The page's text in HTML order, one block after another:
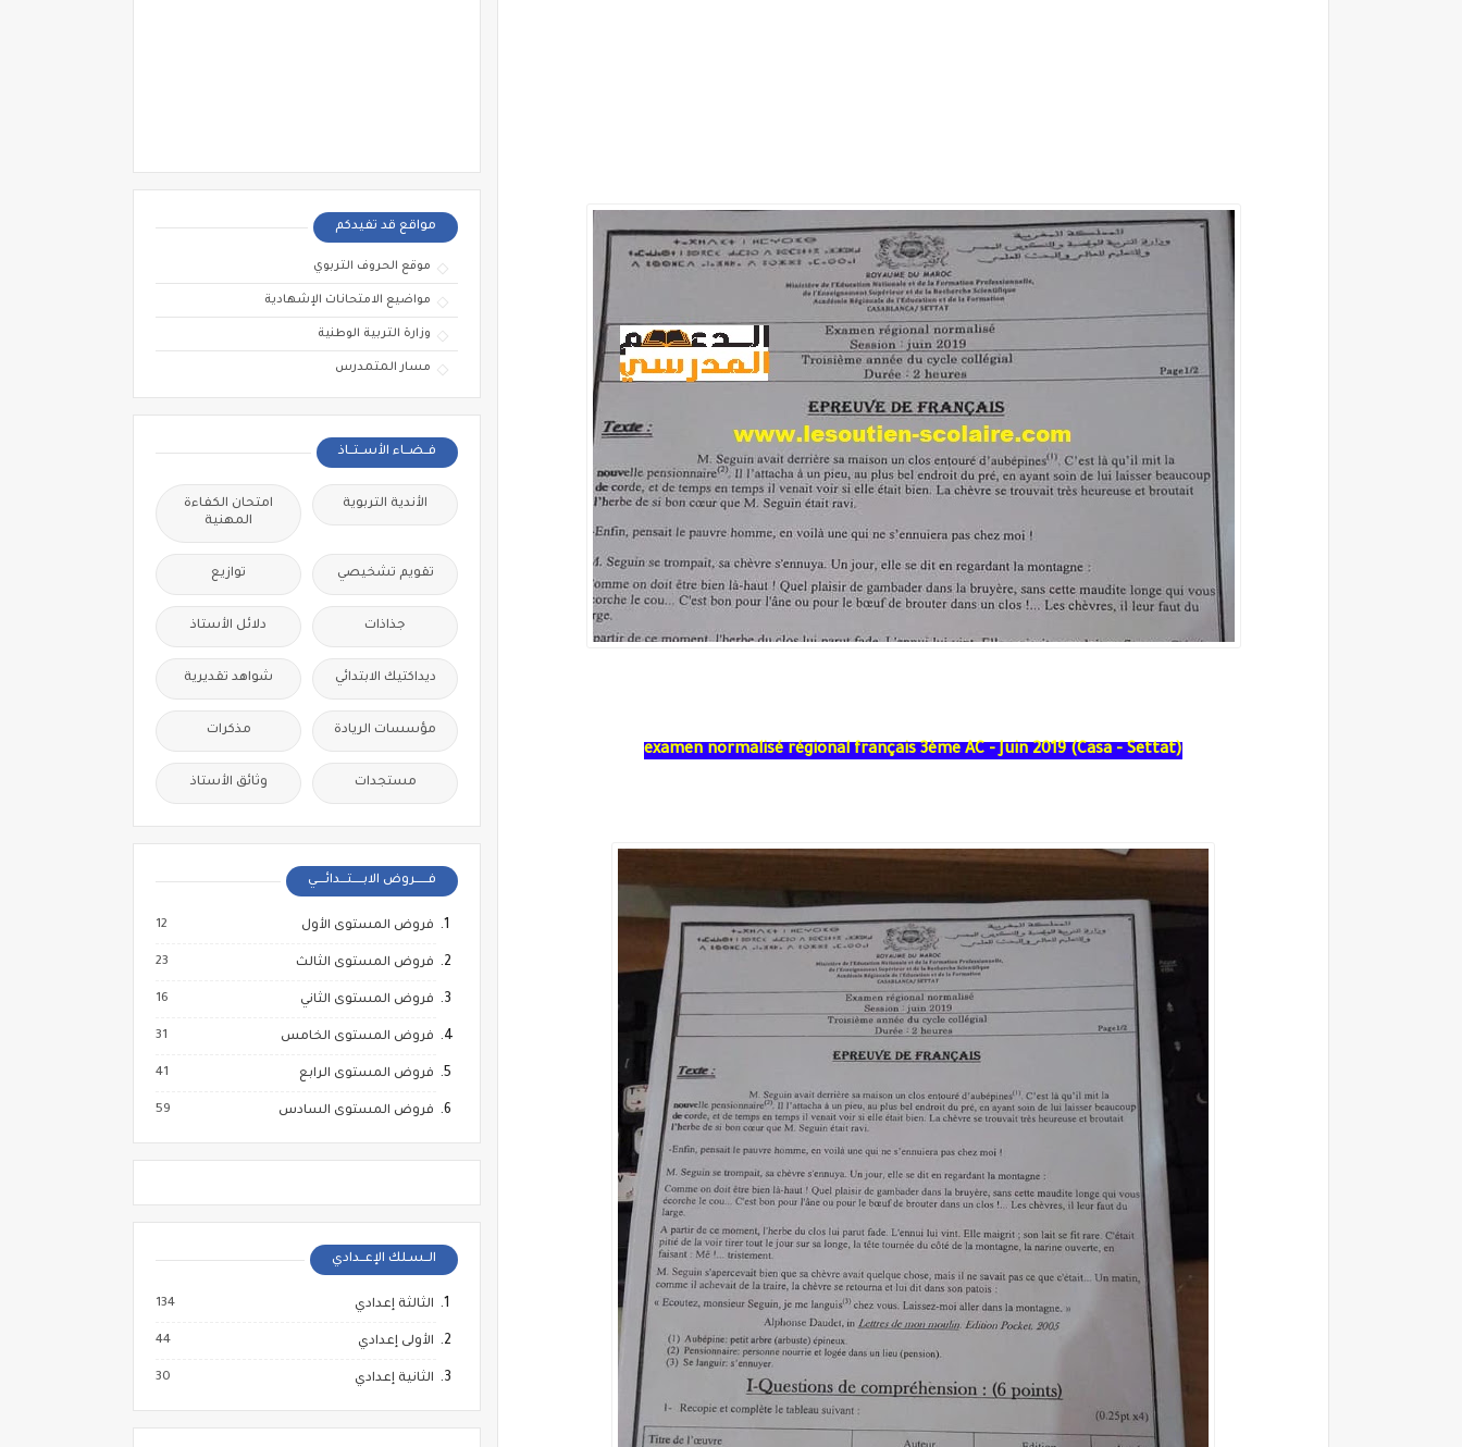
examen normalisé régional français 3ème AC - Juin 2019 (Casa - Settat)
مواقع قد تفيدكم
موقع الحروف التربوي
مواضيع الامتحانات الإشهادية
وزارة التربية الوطنية
مسار المتمدرس
فــضــاء الأســتــاذ
الأندية التربوية
امتحان الكفاءة
المهنية
تقويم تشخيصي توازيع
جذاذات دلائل الأستاذ
ديداكتيك الابتدائي شواهد تقديرية
مؤسسات الريادة مذكرات
مستجدات وثائق الأستاذ
فــــــروض الابـــــتـــدائــــي
فروض المستوى الأول 12
فروض المستوى الثالث 23
فروض المستوى الثاني 16
فروض المستوى الخامس 31
فروض المستوى الرابع 41
فروض المستوى السادس 59
الــسـلك الإعــدادي
الثالثة إعدادي 134
الأولى إعدادي 44
الثانية إعدادي 30